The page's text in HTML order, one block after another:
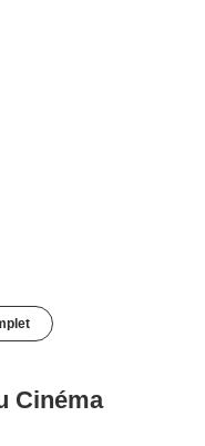
Cinéma